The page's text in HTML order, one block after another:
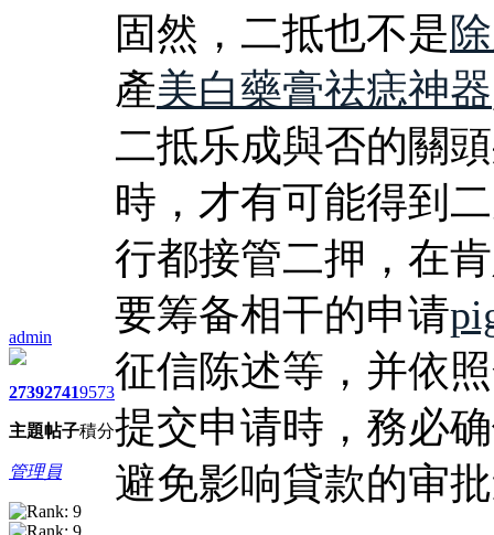
admin
2739
主題
2741
帖子
9573
積分
管理員
固然，二抵也不是
產美白藥膏祛痣神器
二抵乐成與否的關
時，才有可能得到
行都接管二押，在
要筹备相干的申请
征信陈述等，并依
提交申请時，務必
避免影响貸款的审